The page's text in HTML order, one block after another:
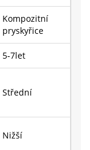
Kompozitní
pryskyřice
5‑7let
Střední
Nižší